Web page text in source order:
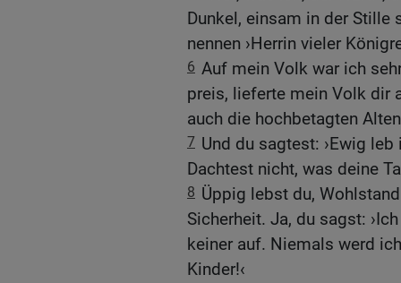
Dunkel, einsam in der
nennen ›Herrin vieler
6 Auf mein Volk war ich
preis, lieferte mein Volk dir
auch die hochbetagten
7 Und du sagtest: ›Ewig
Dachtest nicht, was deine
8 Üppig lebst du,
Sicherheit. Ja, du sagst:
keiner auf. Niemals werd
Kinder!‹